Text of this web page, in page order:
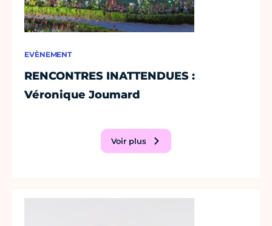
EVÈNEMENT
RENCONTRES INATTENDUES :
Véronique Joumard
Voir plus